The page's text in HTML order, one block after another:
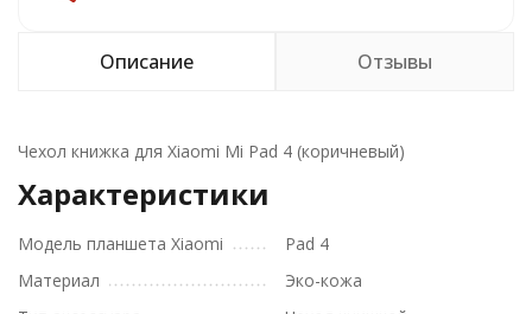
Описание Отзывы
Чехол книжка для Xiaomi Mi Pad 4 (коричневый)
Характеристики
Модель планшета Xiaomi
Pad 4
Материал
Эко-кожа